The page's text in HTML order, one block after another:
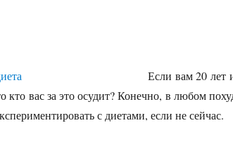
Если вам 20 лет
кто вас за это осудит? Конечно, в любом
с диетами, если не сейчас.